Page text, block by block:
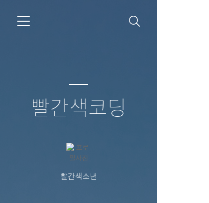
빨간색코딩
빨간색소년